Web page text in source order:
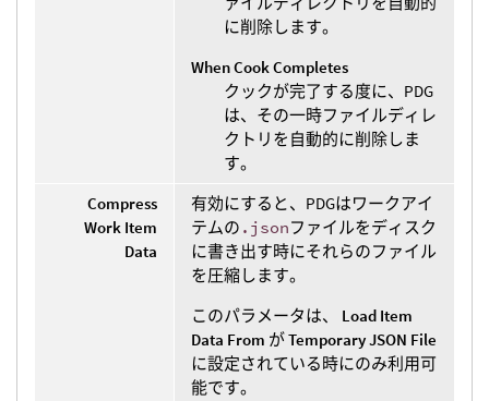
に削除します。
When Cook Completes
クックが完了する度に、PDG
は、その一時ファイルディレ
クトリを自動的に削除しま
す。
Compress
Work Item
Data
有効にすると、PDGはワークアイ
テムの .jsonファイルをディスク
に書き出す時にそれらのファイル
を圧縮します。
このパラメータは、 Load Item
Data From がTemporary JSON File
に設定されている時にのみ利用可
能です。